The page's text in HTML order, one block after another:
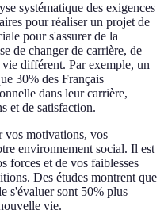
systématique des exigences
pour réaliser un projet de
pour s'assurer de la
de changer de carrière, de
différent. Par exemple, un
30% des Français
dans leur carrière,
et de satisfaction.
vos motivations, vos
environnement social. Il est
forces et de vos faiblesses
Des études montrent que
s'évaluer sont 50% plus
vie.